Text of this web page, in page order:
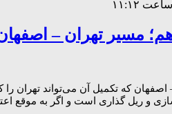
تهران – اصفهان ۲ ساعته
و ریل گذاری است و اگر به موقع